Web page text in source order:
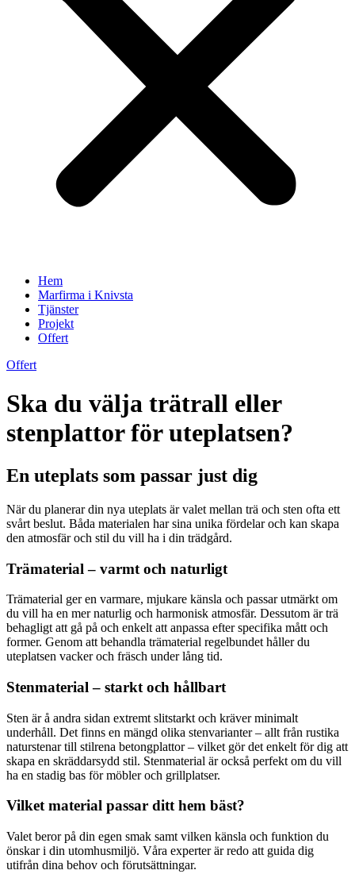
Hem
Marfirma i Knivsta
Tjänster
Projekt
Offert
Offert
Ska du välja trätrall eller
stenplattor för uteplatsen?
En uteplats som passar just dig
När du planerar din nya uteplats är valet mellan trä och sten ofta ett
svårt beslut. Båda materialen har sina unika fördelar och kan skapa
den atmosfär och stil du vill ha i din trädgård.
Trämaterial – varmt och naturligt
Trämaterial ger en varmare, mjukare känsla och passar utmärkt om
du vill ha en mer naturlig och harmonisk atmosfär. Dessutom är trä
behagligt att gå på och enkelt att anpassa efter specifika mått och
former. Genom att behandla trämaterial regelbundet håller du
uteplatsen vacker och fräsch under lång tid.
Stenmaterial – starkt och hållbart
Sten är å andra sidan extremt slitstarkt och kräver minimalt
underhåll. Det finns en mängd olika stenvarianter – allt från rustika
naturstenar till stilrena betongplattor – vilket gör det enkelt för dig att
skapa en skräddarsydd stil. Stenmaterial är också perfekt om du vill
ha en stadig bas för möbler och grillplatser.
Vilket material passar ditt hem bäst?
Valet beror på din egen smak samt vilken känsla och funktion du
önskar i din utomhusmiljö. Våra experter är redo att guida dig
utifrån dina behov och förutsättningar.